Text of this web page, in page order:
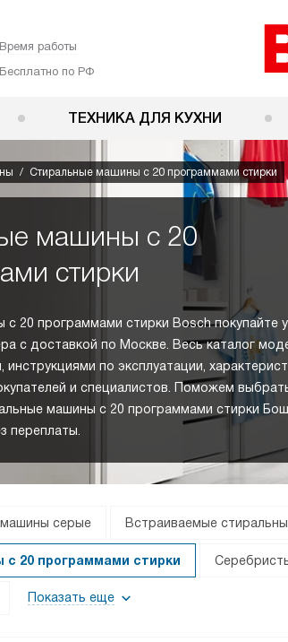
Время работы
Бесплатно по РФ
ТЕХНИКА ДЛЯ КУХНИ
Стиральные машины с 20 программами стирки
машины с 20
стирки
20 программами стирки Bosch покупайте у
с доставкой по Москве. Весь каталог
инструкциями по эксплуатации,
и специалистов. Поможем
машины с 20 программами стирки
переплаты.
серые Встраиваемые
20 программами стирки
Показать еще